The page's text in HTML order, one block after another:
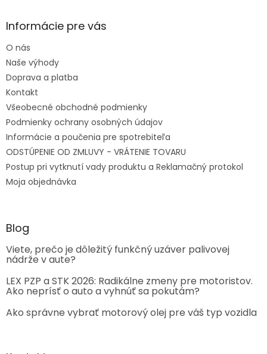
Informácie pre vás
O nás
Naše výhody
Doprava a platba
Kontakt
Všeobecné obchodné podmienky
Podmienky ochrany osobných údajov
Informácie a poučenia pre spotrebiteľa
ODSTÚPENIE OD ZMLUVY - VRÁTENIE TOVARU
Postup pri vytknutí vady produktu a Reklamačný protokol
Moja objednávka
Blog
Viete, prečo je dôležitý funkčný uzáver palivovej
nádrže v aute?
LEX PZP a STK 2026: Radikálne zmeny pre motoristov.
Ako neprísť o auto a vyhnúť sa pokutám?
Ako správne vybrať motorový olej pre váš typ vozidla